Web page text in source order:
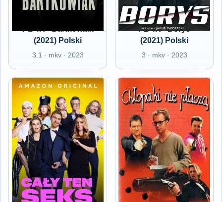
(2021) Polski
3.1 · mkv · 2023
PL 4K - Borys
(2021) Polski
3 · mkv · 2023